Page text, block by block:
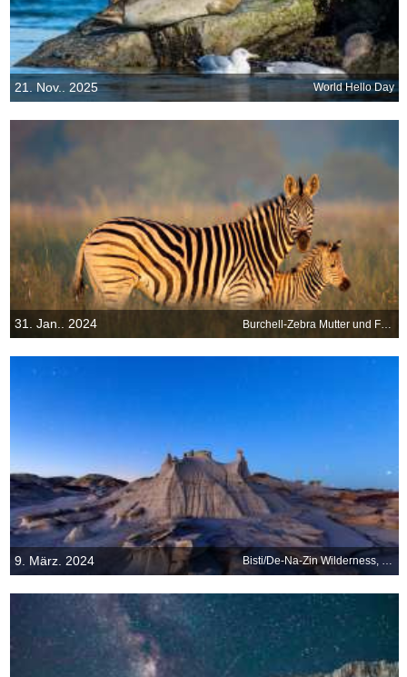
21. Nov.. 2025 World Hello Day
31. Jan.. 2024 Burchell-Zebra Mutter und Fohlen, Rietvlei Nature Reserve, Südafrika
9. März. 2024 Bisti/De-Na-Zin Wilderness, New Mexico, USA